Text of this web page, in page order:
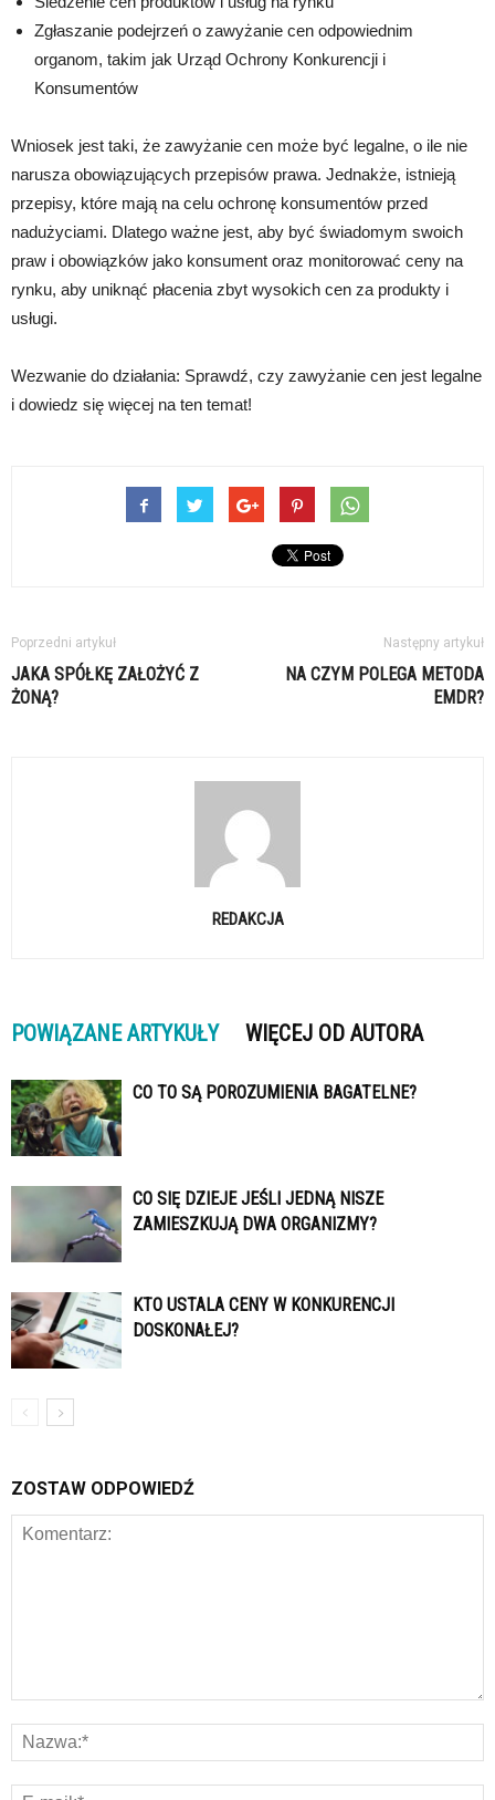
Zgłaszanie podejrzeń o zawyżanie cen odpowiednim
organom, takim jak Urząd Ochrony Konkurencji i
Konsumentów
Wniosek jest taki, że zawyżanie cen może być legalne, o ile nie
narusza obowiązujących przepisów prawa. Jednakże, istnieją
przepisy, które mają na celu ochronę konsumentów przed
nadużyciami. Dlatego ważne jest, aby być świadomym swoich
praw i obowiązków jako konsument oraz monitorować ceny na
rynku, aby uniknąć płacenia zbyt wysokich cen za produkty i
usługi.
Wezwanie do działania: Sprawdź, czy zawyżanie cen jest legalne
i dowiedz się więcej na ten temat!
Poprzedni artykuł
JAKA SPÓŁKĘ ZAŁOŻYĆ Z
ŻONĄ?
Następny artykuł
NA CZYM POLEGA METODA
EMDR?
REDAKCJA
POWIĄZANE ARTYKUŁY WIĘCEJ OD AUTORA
CO TO SĄ POROZUMIENIA BAGATELNE?
CO SIĘ DZIEJE JEŚLI JEDNĄ NISZE
ZAMIESZKUJĄ DWA ORGANIZMY?
KTO USTALA CENY W KONKURENCJI
DOSKONAŁEJ?
ZOSTAW ODPOWIEDŹ